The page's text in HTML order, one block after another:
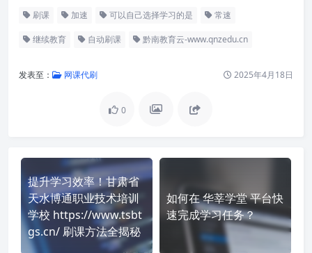
刷课 加速 可以自己选择学习的是 常速
继续教育 自动刷课 黔南教育云-www.qnzedu.cn
发表至： 网课代刷 2025年4月18日
0
提升学习效率！甘肃省
天水博通职业技术培训
学校 https://www.tsbt
gs.cn/ 刷课方法全揭秘
如何在 华莘学堂 平台快
速完成学习任务？